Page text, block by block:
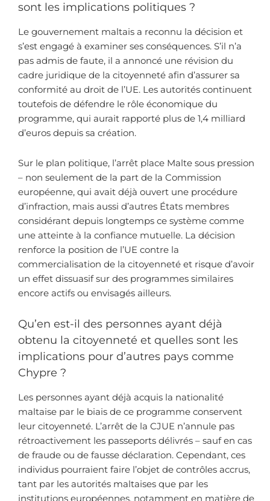
sont les implications politiques ?
Le gouvernement maltais a reconnu la décision et
s’est engagé à examiner ses conséquences. S’il n’a
pas admis de faute, il a annoncé une révision du
cadre juridique de la citoyenneté afin d’assurer sa
conformité au droit de l’UE. Les autorités continuent
toutefois de défendre le rôle économique du
programme, qui aurait rapporté plus de 1,4 milliard
d’euros depuis sa création.
Sur le plan politique, l’arrêt place Malte sous pression
– non seulement de la part de la Commission
européenne, qui avait déjà ouvert une procédure
d’infraction, mais aussi d’autres États membres
considérant depuis longtemps ce système comme
une atteinte à la confiance mutuelle. La décision
renforce la position de l’UE contre la
commercialisation de la citoyenneté et risque d’avoir
un effet dissuasif sur des programmes similaires
encore actifs ou envisagés ailleurs.
Qu’en est-il des personnes ayant déjà
obtenu la citoyenneté et quelles sont les
implications pour d’autres pays comme
Chypre ?
Les personnes ayant déjà acquis la nationalité
maltaise par le biais de ce programme conservent
leur citoyenneté. L’arrêt de la CJUE n’annule pas
rétroactivement les passeports délivrés – sauf en cas
de fraude ou de fausse déclaration. Cependant, ces
individus pourraient faire l’objet de contrôles accrus,
tant par les autorités maltaises que par les
institutions européennes, notamment en matière de